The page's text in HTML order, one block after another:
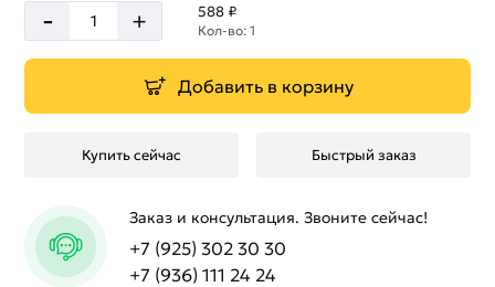
- + 588 ₽
Кол-во: 1
Добавить в корзину
Купить сейчас Быстрый заказ
Заказ и консультация. Звоните сейчас!
+7 (925) 302 30 30
+7 (936) 111 24 24